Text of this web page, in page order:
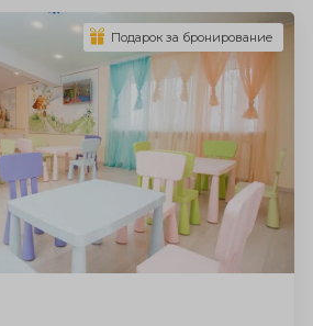
Подарок за бронирование